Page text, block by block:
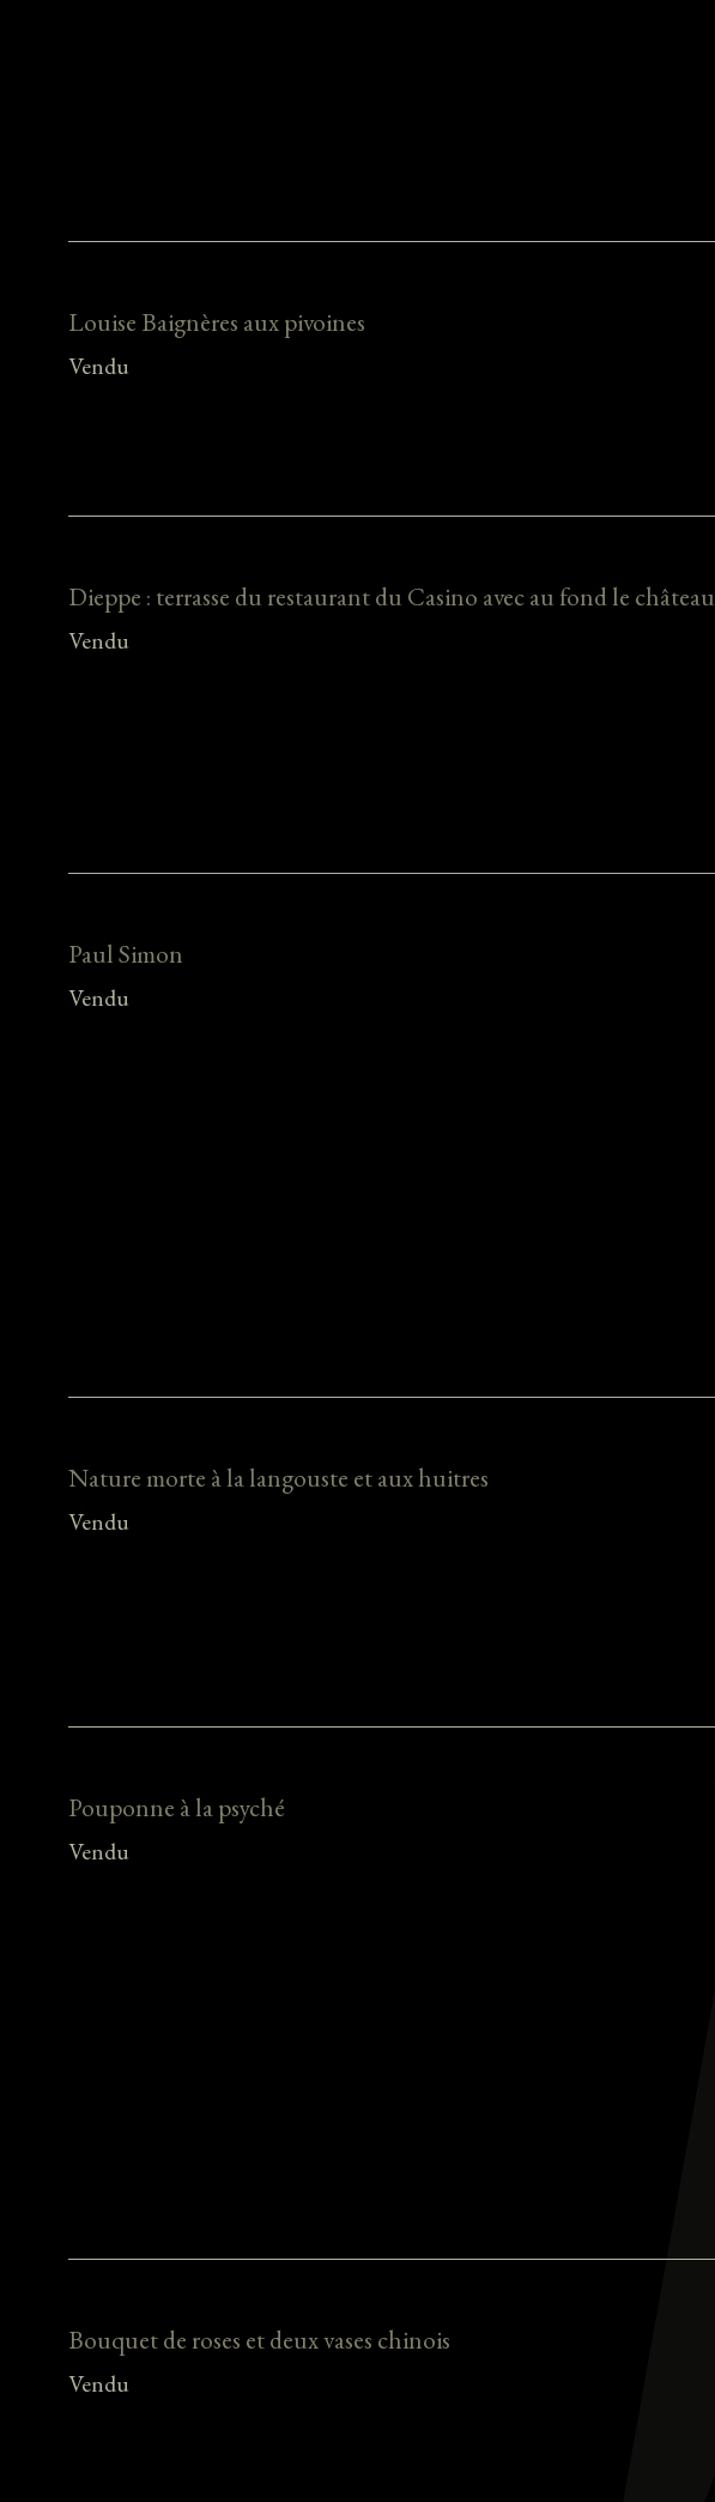
Louise Baignères aux pivoines
Vendu
Dieppe : terrasse du restaurant du Casino avec au fond le château
Vendu
Paul Simon
Vendu
Nature morte à la langouste et aux huitres
Vendu
Pouponne à la psyché
Vendu
Bouquet de roses et deux vases chinois
Vendu